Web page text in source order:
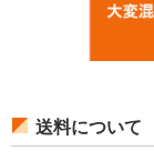
送料について